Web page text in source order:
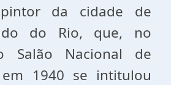
da cidade de
do Rio, que, no
Salão Nacional de
1940 se intitulou